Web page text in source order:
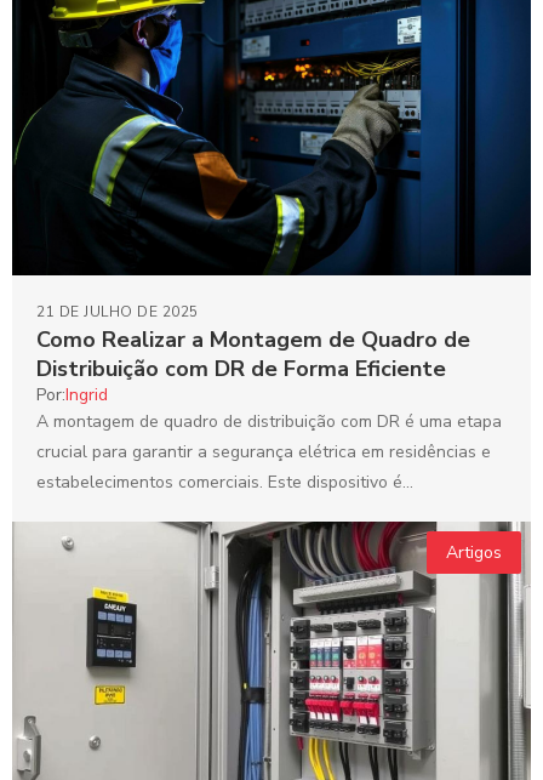
Como Realizar a Montagem de Quadro de
Distribuição com DR de Forma Eficiente
21 DE JULHO DE 2025
Por:Ingrid
A montagem de quadro de distribuição com DR é uma etapa
crucial para garantir a segurança elétrica em residências e
estabelecimentos comerciais. Este dispositivo é...
Artigos